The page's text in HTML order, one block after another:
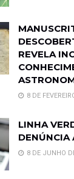
REVELA
8 DE
LINHA
DENÚNCIA
8 DE JUNHO